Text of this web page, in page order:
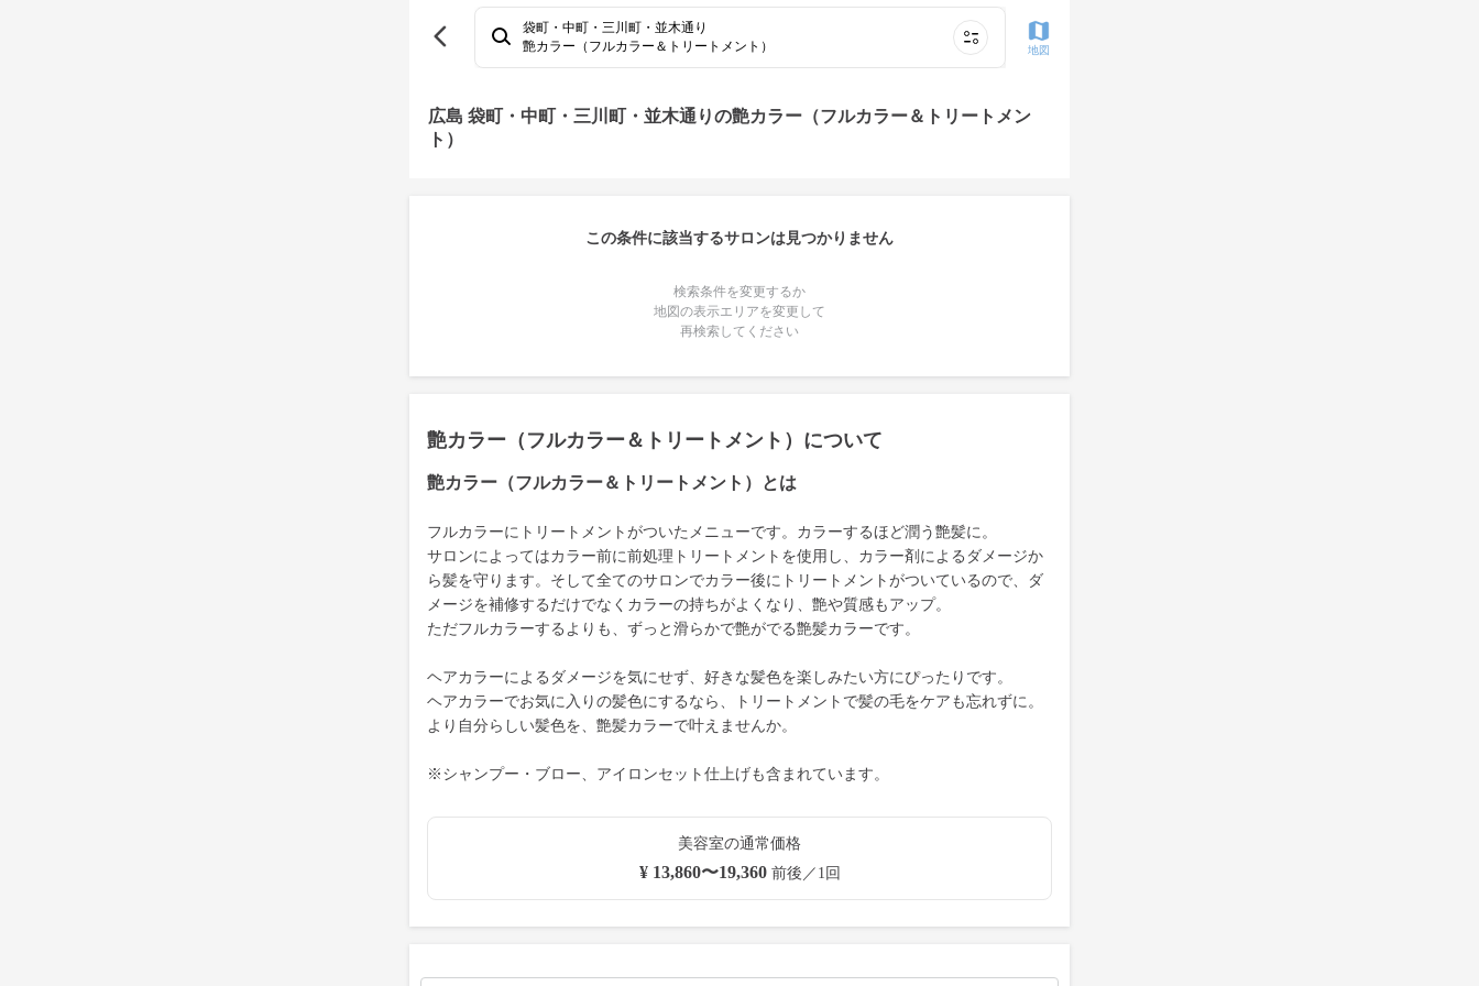
袋町・中町・三川町・並木通り
艶カラー（フルカラー＆トリートメント）
地図
広島 袋町・中町・三川町・並木通りの艶カラー（フルカラー＆トリートメン
ト）
この条件に該当するサロンは見つかりません
検索条件を変更するか
地図の表示エリアを変更して
再検索してください
艶カラー（フルカラー＆トリートメント）について
艶カラー（フルカラー＆トリートメント）とは
フルカラーにトリートメントがついたメニューです。カラーするほど潤う艶髪に。
サロンによってはカラー前に前処理トリートメントを使用し、カラー剤によるダメージか
ら髪を守ります。そして全てのサロンでカラー後にトリートメントがついているので、ダ
メージを補修するだけでなくカラーの持ちがよくなり、艶や質感もアップ。
ただフルカラーするよりも、ずっと滑らかで艶がでる艶髪カラーです。
ヘアカラーによるダメージを気にせず、好きな髪色を楽しみたい方にぴったりです。
ヘアカラーでお気に入りの髪色にするなら、トリートメントで髪の毛をケアも忘れずに。
より自分らしい髪色を、艶髪カラーで叶えませんか。
※シャンプー・ブロー、アイロンセット仕上げも含まれています。
美容室の通常価格
¥ 13,860〜19,360前後／1回